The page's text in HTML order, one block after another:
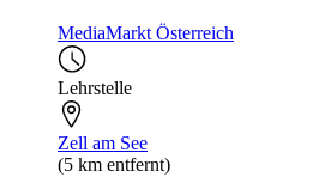
MediaMarkt Österreich
Lehrstelle
Zell am See
(5 km entfernt)